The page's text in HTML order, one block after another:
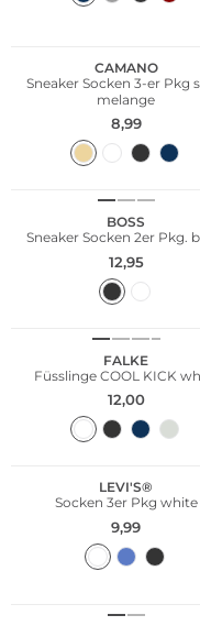
CAMANO
Sneaker Socken 3-er Pkg
melange
8,99
BOSS
Sneaker Socken 2er Pkg.
12,95
FALKE
Füsslinge COOL KICK
12,00
LEVI'S®
Socken 3er Pkg white
9,99